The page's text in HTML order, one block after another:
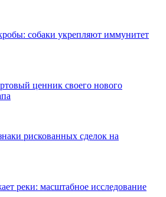
собаки укрепляют иммунитет
ценник своего нового
рискованных сделок на
реки: масштабное исследование